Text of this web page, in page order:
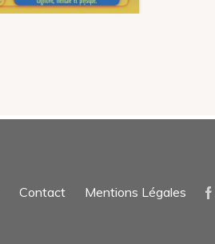
Contact Mentions Légales